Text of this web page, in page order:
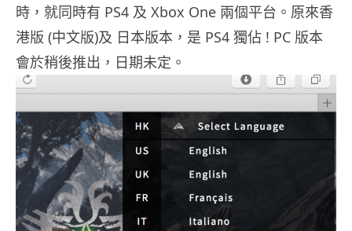
時，就同時有 PS4 及 Xbox One 兩個平台。原來香
港版 (中文版)及 日本版本，是 PS4 獨佔 ! PC 版本
會於稍後推出，日期未定。